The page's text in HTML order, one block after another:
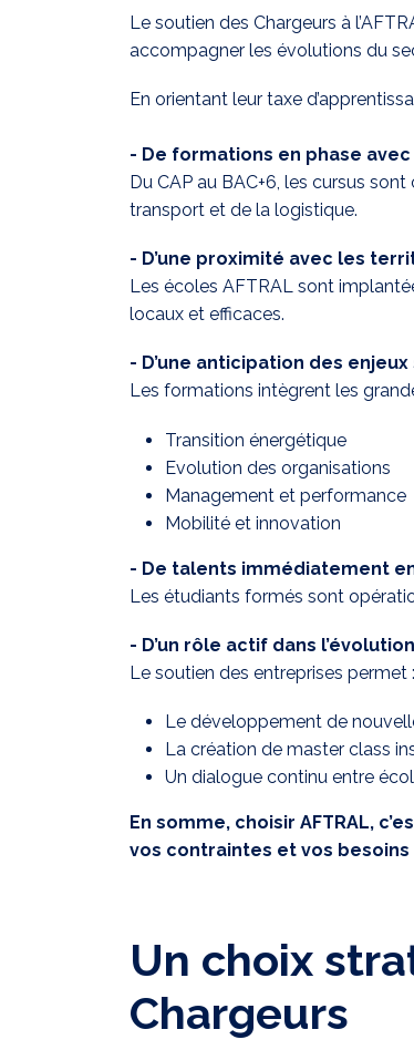
Le soutien des Chargeurs à
accompagner les évolutions du
En orientant leur taxe
- De formations en phase
Du CAP au BAC+6, les cursus
transport et de la logistique.
- D’une proximité avec les
Les écoles AFTRAL sont
locaux et efficaces.
- D’une anticipation des
Les formations intègrent les
Transition énergétique
Evolution des organisations
Management et performance
Mobilité et innovation
- De talents immédiatement
Les étudiants formés sont
- D’un rôle actif dans
Le soutien des entreprises permet :
Le développement de
La création de master class
Un dialogue continu entre
En somme, choisir AFTRAL,
vos contraintes et vos
Un choix
Chargeurs